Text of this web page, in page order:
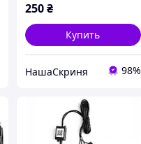
250₴
Купить
НашаСкриня 98%